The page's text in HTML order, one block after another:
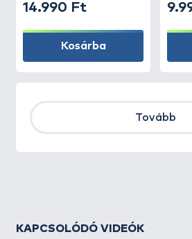
14.990 Ft
Kosárba
Tovább
KAPCSOLÓDÓ VIDEÓK